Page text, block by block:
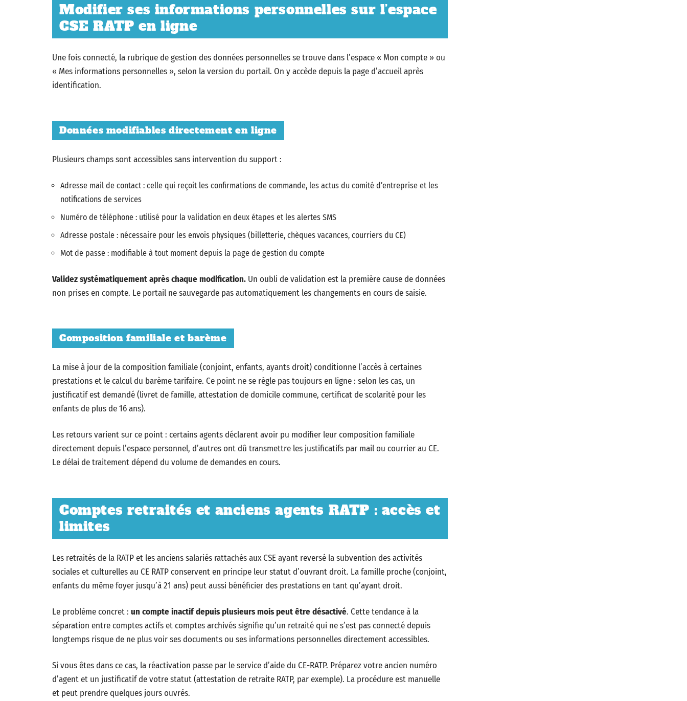
Modifier ses informations personnelles sur l’espace
CSE RATP en ligne
Une fois connecté, la rubrique de gestion des données personnelles se trouve dans l’espace « Mon compte » ou
« Mes informations personnelles », selon la version du portail. On y accède depuis la page d’accueil après
identification.
Données modifiables directement en ligne
Plusieurs champs sont accessibles sans intervention du support :
Adresse mail de contact : celle qui reçoit les confirmations de commande, les actus du comité d’entreprise et les
notifications de services
Numéro de téléphone : utilisé pour la validation en deux étapes et les alertes SMS
Adresse postale : nécessaire pour les envois physiques (billetterie, chèques vacances, courriers du CE)
Mot de passe : modifiable à tout moment depuis la page de gestion du compte
Validez systématiquement après chaque modification. Un oubli de validation est la première cause de données
non prises en compte. Le portail ne sauvegarde pas automatiquement les changements en cours de saisie.
Composition familiale et barème
La mise à jour de la composition familiale (conjoint, enfants, ayants droit) conditionne l’accès à certaines
prestations et le calcul du barème tarifaire. Ce point ne se règle pas toujours en ligne : selon les cas, un
justificatif est demandé (livret de famille, attestation de domicile commune, certificat de scolarité pour les
enfants de plus de 16 ans).
Les retours varient sur ce point : certains agents déclarent avoir pu modifier leur composition familiale
directement depuis l’espace personnel, d’autres ont dû transmettre les justificatifs par mail ou courrier au CE.
Le délai de traitement dépend du volume de demandes en cours.
Comptes retraités et anciens agents RATP : accès et
limites
Les retraités de la RATP et les anciens salariés rattachés aux CSE ayant reversé la subvention des activités
sociales et culturelles au CE RATP conservent en principe leur statut d’ouvrant droit. La famille proche (conjoint,
enfants du même foyer jusqu’à 21 ans) peut aussi bénéficier des prestations en tant qu’ayant droit.
Le problème concret : un compte inactif depuis plusieurs mois peut être désactivé. Cette tendance à la
séparation entre comptes actifs et comptes archivés signifie qu’un retraité qui ne s’est pas connecté depuis
longtemps risque de ne plus voir ses documents ou ses informations personnelles directement accessibles.
Si vous êtes dans ce cas, la réactivation passe par le service d’aide du CE-RATP. Préparez votre ancien numéro
d’agent et un justificatif de votre statut (attestation de retraite RATP, par exemple). La procédure est manuelle
et peut prendre quelques jours ouvrés.